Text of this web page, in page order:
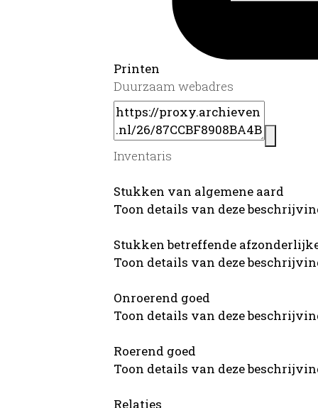
Printen
Duurzaam webadres
Inventaris
Stukken van algemene aard
Toon details van deze
Stukken betreffende
Toon details van deze
Onroerend goed
Toon details van deze
Roerend goed
Toon details van deze
Relaties